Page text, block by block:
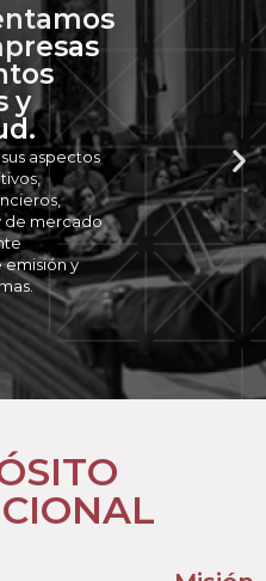
y
aspectos
de mercado
emisión y